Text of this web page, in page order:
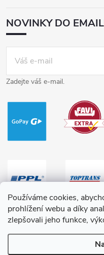
Používáme cookies,
prohlížení webu a díky
zlepšovali jeho funkce,
NOVINKY DO
Zadejte váš e-mail.